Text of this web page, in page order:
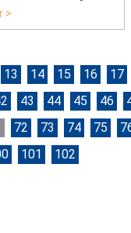
>
13 14 15 16 17
43 44 45 46
72 73 74 75
101 102